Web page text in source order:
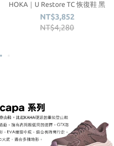
HOKA｜U Restore TC 恢復鞋 黑
NT$3,852
NT$4,280